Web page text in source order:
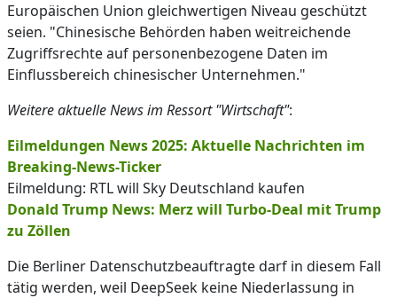
Europäischen Union gleichwertigen Niveau geschützt
seien. "Chinesische Behörden haben weitreichende
Zugriffsrechte auf personenbezogene Daten im
Einflussbereich chinesischer Unternehmen."
Weitere aktuelle News im Ressort "Wirtschaft":
Eilmeldungen News 2025: Aktuelle Nachrichten im
Breaking-News-Ticker
Eilmeldung: RTL will Sky Deutschland kaufen
Donald Trump News: Merz will Turbo-Deal mit Trump
zu Zöllen
Die Berliner Datenschutzbeauftragte darf in diesem Fall
tätig werden, weil DeepSeek keine Niederlassung in